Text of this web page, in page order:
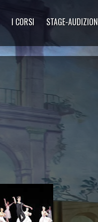
I CORSI STAGE-